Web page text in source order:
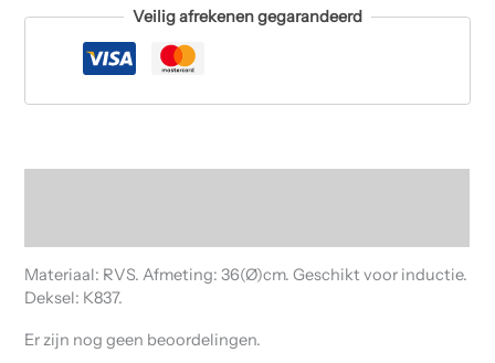
Veilig afrekenen gegarandeerd
Materiaal: RVS. Afmeting: 36(Ø)cm. Geschikt voor inductie.
Deksel: K837.
Er zijn nog geen beoordelingen.